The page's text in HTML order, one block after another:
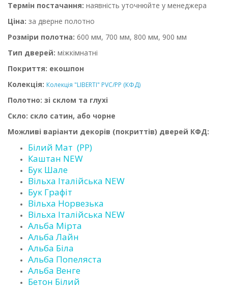
Термін постачання: наявність уточнюйте у менеджера
Ціна: за дверне полотно
Розміри полотна: 600 мм, 700 мм, 800 мм, 900 мм
Тип дверей: міжкімнатні
Покриття: екошпон
Колекція: Колекція "LIBERTI" PVC/PP (КФД)
Полотно: зі склом та глухі
Скло: скло сатин, або чорне
Можливі варіанти декорів (покриттів) дверей КФД:
Білий Мат (PP)
Каштан NEW
Бук Шале
Вільха Італійська NEW
Бук Графіт
Вільха Норвезька
Вільха Італійська NEW
Альба Мірта
Альба Лайн
Альба Біла
Альба Попеляста
Альба Венге
Бетон Білий